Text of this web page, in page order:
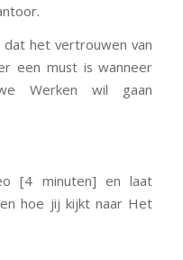
het vertrouwen van
een must is wanneer
Werken wil gaan
[4 minuten] en laat
hoe jij kijkt naar Het